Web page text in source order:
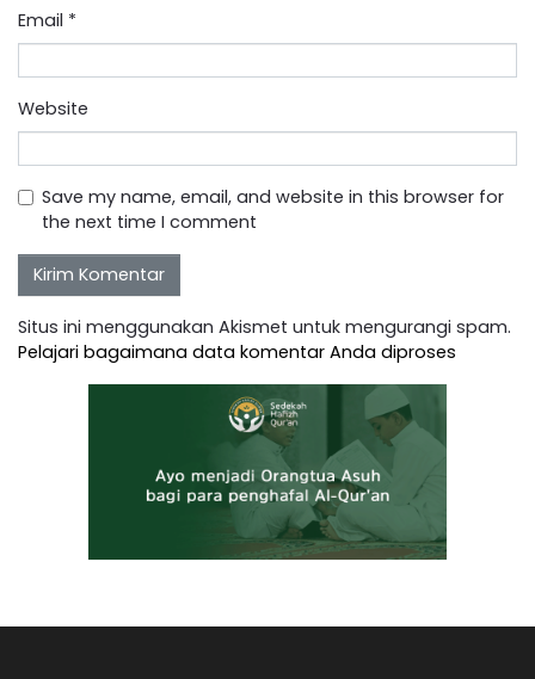
Email *
Website
Save my name, email, and website in this browser for
the next time I comment
Situs ini menggunakan Akismet untuk mengurangi spam.
Pelajari bagaimana data komentar Anda diproses